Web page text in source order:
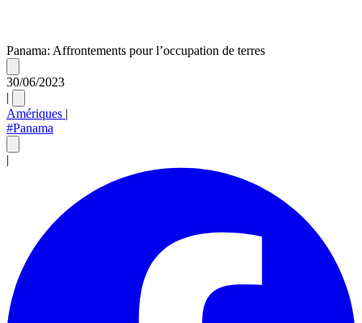
Panama: Affrontements pour l’occupation de terres
30/06/2023
|
Amériques |
#Panama
|